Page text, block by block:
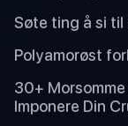
Søte ting å si
Polyamorøst
30+
Imponere Din